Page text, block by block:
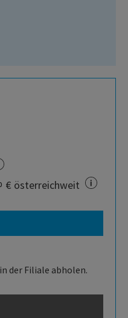
€ österreichweit
der Filiale abholen.